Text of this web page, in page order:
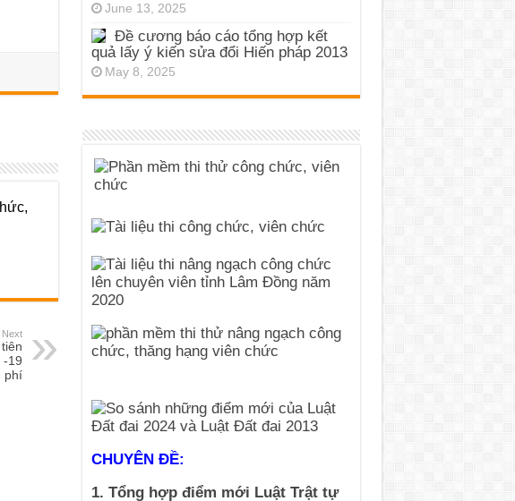
Next
-19
phí
June 13, 2025
Đề cương báo cáo tổng hợp kết
quả lấy ý kiến sửa đổi Hiến pháp 2013
May 8, 2025
CHUYÊN ĐỀ:
1. Tổng hợp điểm mới Luật Trật tự